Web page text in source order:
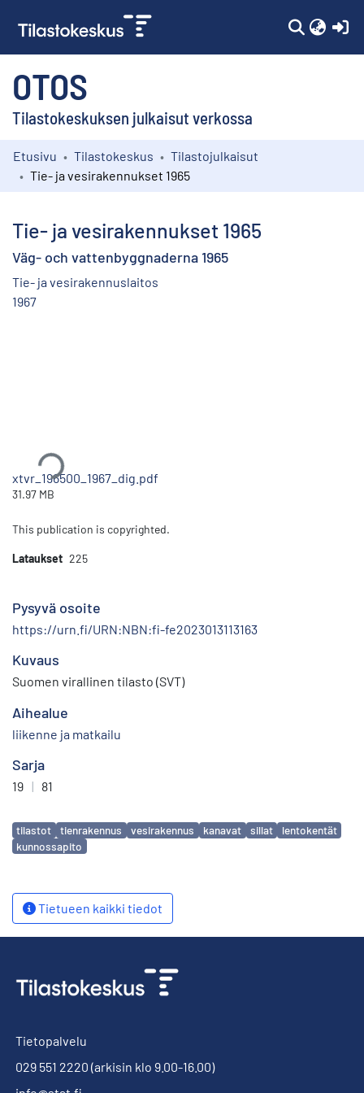
OTOS
Tilastokeskuksen julkaisut verkossa
Kokoelmat
Etusivu Tilastokeskus
Tilastojulkaisut
Tie- ja vesirakennukset 1965
Tie- ja vesirakennukset 1965
Väg- och vattenbyggnaderna 1965
Tie- ja vesirakennuslaitos
1967
xtvr_196500_1967_dig.pdf
31.97 MB
This publication is copyrighted.
Lataukset 225
Pysyvä osoite
https://urn.fi/URN:NBN:fi-fe2023013113163
Kuvaus
Suomen virallinen tilasto (SVT)
Aihealue
liikenne ja matkailu
Sarja
19 | 81
Avainsanat
tilastot tienrakennus vesirakennus kanavat sillat
lentokentät
kunnossapito
Tietueen kaikki tiedot
Tietopalvelu
029 551 2220 (arkisin klo 9.00-16.00)